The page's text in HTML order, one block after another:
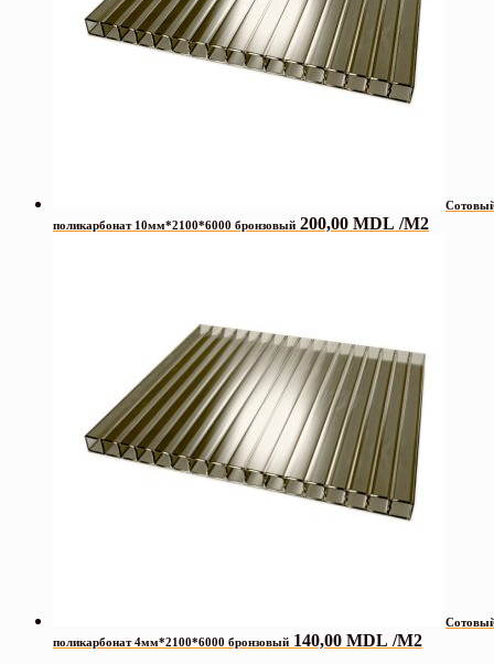
поликарбонат 10мм*2100*6000 бронзовый 200,00 MDL /М2
поликарбонат 4мм*2100*6000 бронзовый 140,00 MDL /М2